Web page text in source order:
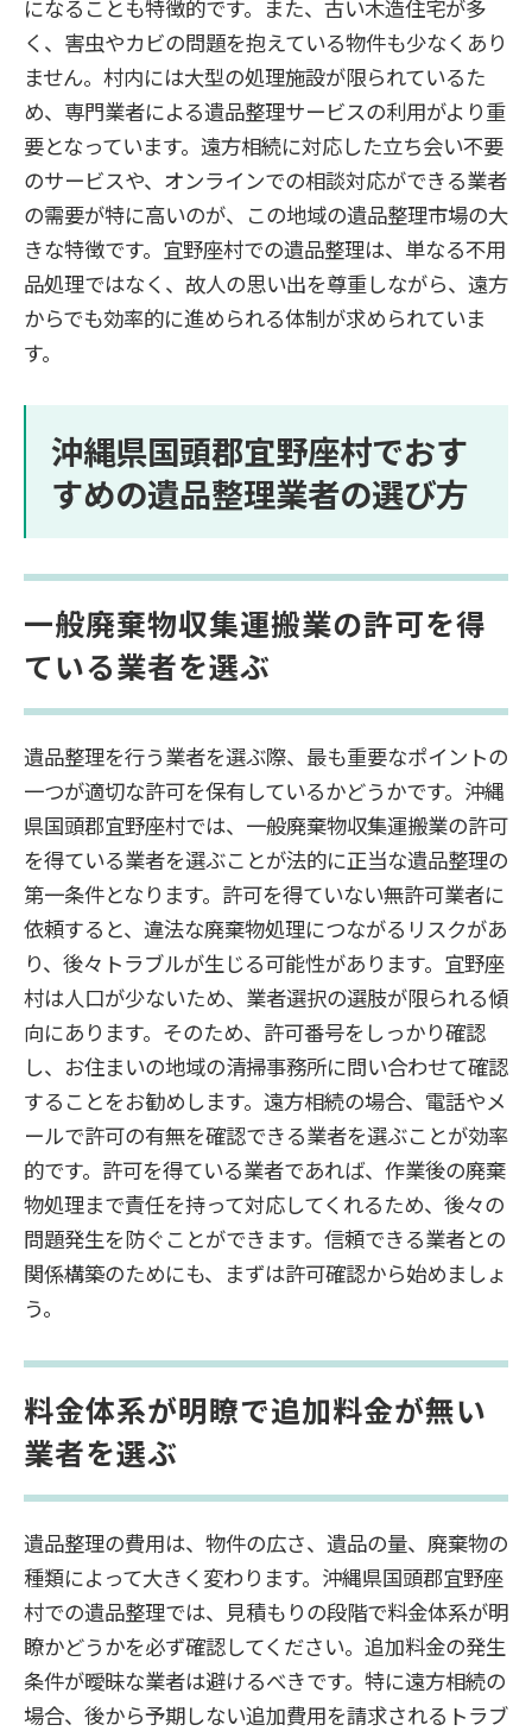
になることも特徴的です。また、古い木造住宅が多
く、害虫やカビの問題を抱えている物件も少なくあり
ません。村内には大型の処理施設が限られているた
め、専門業者による遺品整理サービスの利用がより重
要となっています。遠方相続に対応した立ち会い不要
のサービスや、オンラインでの相談対応ができる業者
の需要が特に高いのが、この地域の遺品整理市場の大
きな特徴です。宜野座村での遺品整理は、単なる不用
品処理ではなく、故人の思い出を尊重しながら、遠方
からでも効率的に進められる体制が求められていま
す。
沖縄県国頭郡宜野座村でおす
すめの遺品整理業者の選び方
一般廃棄物収集運搬業の許可を得
ている業者を選ぶ
遺品整理を行う業者を選ぶ際、最も重要なポイントの
一つが適切な許可を保有しているかどうかです。沖縄
県国頭郡宜野座村では、一般廃棄物収集運搬業の許可
を得ている業者を選ぶことが法的に正当な遺品整理の
第一条件となります。許可を得ていない無許可業者に
依頼すると、違法な廃棄物処理につながるリスクがあ
り、後々トラブルが生じる可能性があります。宜野座
村は人口が少ないため、業者選択の選肢が限られる傾
向にあります。そのため、許可番号をしっかり確認
し、お住まいの地域の清掃事務所に問い合わせて確認
することをお勧めします。遠方相続の場合、電話やメ
ールで許可の有無を確認できる業者を選ぶことが効率
的です。許可を得ている業者であれば、作業後の廃棄
物処理まで責任を持って対応してくれるため、後々の
問題発生を防ぐことができます。信頼できる業者との
関係構築のためにも、まずは許可確認から始めましょ
う。
料金体系が明瞭で追加料金が無い
業者を選ぶ
遺品整理の費用は、物件の広さ、遺品の量、廃棄物の
種類によって大きく変わります。沖縄県国頭郡宜野座
村での遺品整理では、見積もりの段階で料金体系が明
瞭かどうかを必ず確認してください。追加料金の発生
条件が曖昧な業者は避けるべきです。特に遠方相続の
場合、後から予期しない追加費用を請求されるトラブ